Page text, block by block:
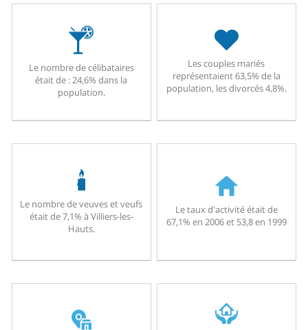
Le nombre de célibataires
était de : 24,6% dans la
population.
Les couples mariés
représentaient 63,5% de la
population, les divorcés 4,8%.
Le nombre de veuves et veufs
était de 7,1% à Villiers-les-
Hauts.
Le taux d'activité était de
67,1% en 2006 et 53,8 en 1999